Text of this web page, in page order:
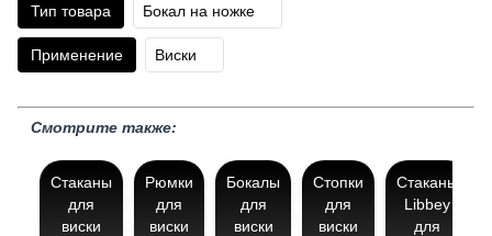
Смотрите также:
Стаканы
для
виски
Рюмки
для
виски
Бокалы
для
виски
Стопки
для
виски
Стаканы
Libbey
для
Тип товара Бокал на ножке
Применение Виски